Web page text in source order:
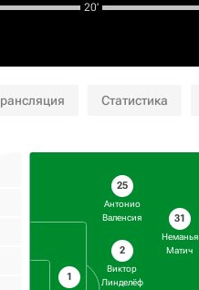
20‎’‎
Статистика
1
25
Антонио
Валенсия
2
Виктор
Линделёф
31
Неманья
Матич